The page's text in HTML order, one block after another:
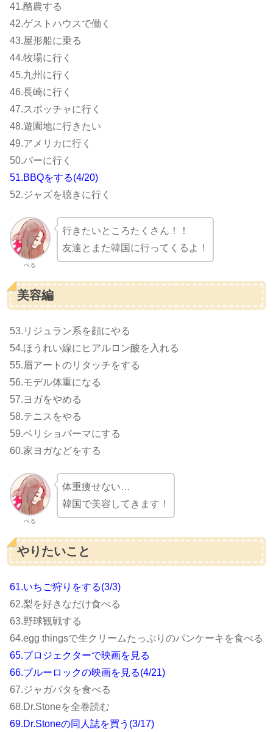
41.酪農する
42.ゲストハウスで働く
43.屋形船に乗る
44.牧場に行く
45.九州に行く
46.長崎に行く
47.スポッチャに行く
48.遊園地に行きたい
49.アメリカに行く
50.バーに行く
51.BBQをする(4/20)
52.ジャズを聴きに行く
べる
行きたいところたくさん！！
友達とまた韓国に行ってくるよ！
美容編
53.リジュラン系を顔にやる
54.ほうれい線にヒアルロン酸を入れる
55.眉アートのリタッチをする
56.モデル体重になる
57.ヨガをやめる
58.テニスをやる
59.ベリショパーマにする
60.家ヨガなどをする
べる
体重痩せない…
韓国で美容してきます！
やりたいこと
61.いちご狩りをする(3/3)
62.梨を好きなだけ食べる
63.野球観戦する
64.egg thingsで生クリームたっぷりのパンケーキを食べる
65.プロジェクターで映画を見る
66.ブルーロックの映画を見る(4/21)
67.ジャガバタを食べる
68.Dr.Stoneを全巻読む
69.Dr.Stoneの同人誌を買う(3/17)